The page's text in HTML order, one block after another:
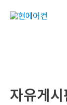
자유게